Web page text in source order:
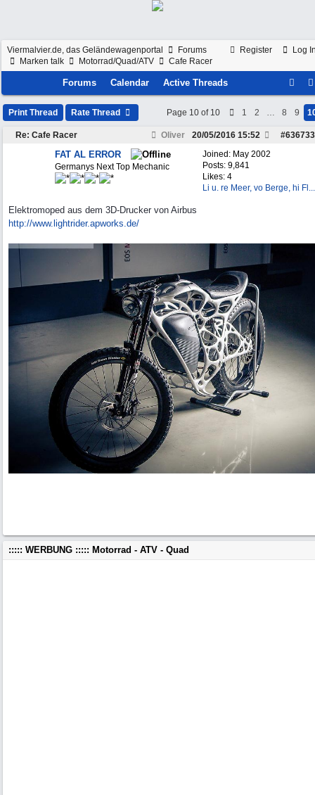
Register Log
Viermalvier.de, das Geländewagenportal
Forums
Marken talk
Motorrad/Quad/ATV Cafe Racer
Forums Calendar Active Threads
Print Thread Rate Thread Page 10 of 10 1 2 … 8 9
Re: Cafe Racer Oliver #636733
20/05/2016 15:52
Joined: May 2002
Posts: 9,841
Likes: 4
Li u. re Meer, vo Berge, hi Fl...
FAT AL ERROR
Germanys Next Top Mechanic
Elektromoped aus dem 3D-Drucker von Airbus
http://www.lightrider.apworks.de/
::::: WERBUNG ::::: Motorrad - ATV - Quad